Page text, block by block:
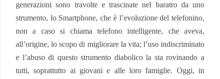
generazioni sono travolte e trascinate nel baratro da uno
strumento, lo Smartphone, che è l’evoluzione del telefonino,
non a caso si chiama telefono intelligente, che aveva,
all’origine, lo scopo di migliorare la vita; l’uso indiscriminato
e l’abuso di questo strumento diabolico la sta rovinando a
tutti, soprattutto ai giovani e alle loro famiglie. Oggi, in